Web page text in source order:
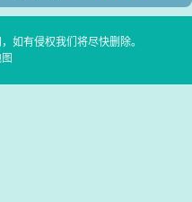
如有侵权我们将尽快删除。